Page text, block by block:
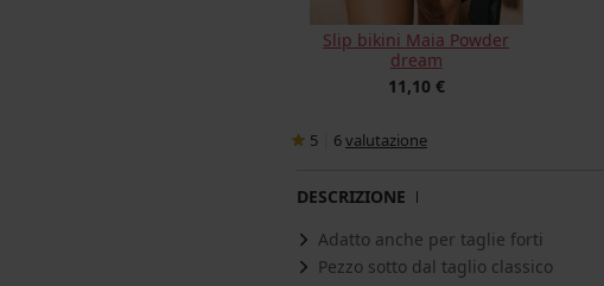
Slip bikini Maia Powder
dream
11,10 €
5 6valutazione
DESCRIZIONE
Adatto anche per taglie forti
Pezzo sotto dal taglio classico